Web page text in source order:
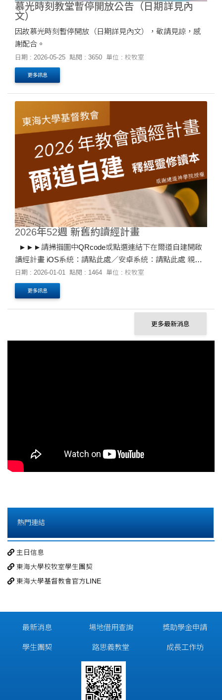
慕光時刻教堂暫停開放公告（日期詳見內
文）
因故慕光時刻暫停開放（日期詳見內文），敬請見諒，感
謝配合。
日期 : 2026-05-25 點閱 : 3650 單位 : 校牧室
更多訊息
2026年52週 新舊約讀經計畫
讀經計畫 iOS系統：請點此處／安卓系統：請點此處 親愛
的弟兄姊妹，平安： 2026年，我們將一同展開全新一年的
讀經計畫。從每週一到週日....
日期 : 2026-01-01 點閱 : 1464 單位 : 校牧室
更多訊息
更多最新消息
熱門連結
主日信息
東海大學校牧室學生團契
東海大學基督教會官方LINE
最新消息
學生團契
場地借用查詢
路思義教堂
獎助學金申請
成長工作坊